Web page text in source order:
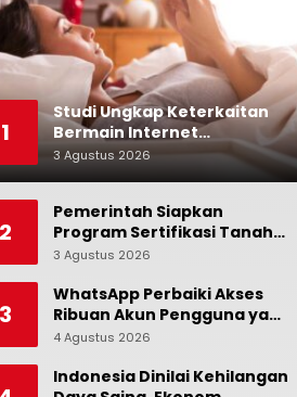
1
Studi Ungkap Keterkaitan
Bermain Internet
Berlebihan dengan Stres
dan Suasana Hati
3 Agustus 2026
2
Pemerintah Siapkan
Program Sertifikasi Tanah
Gratis bagi Masyarakat
3 Agustus 2026
3
WhatsApp Perbaiki Akses
Ribuan Akun Pengguna yang
Terblokir
4 Agustus 2026
Indonesia Dinilai Kehilangan